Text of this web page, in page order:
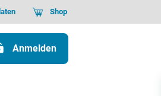
Shop
Anmelden